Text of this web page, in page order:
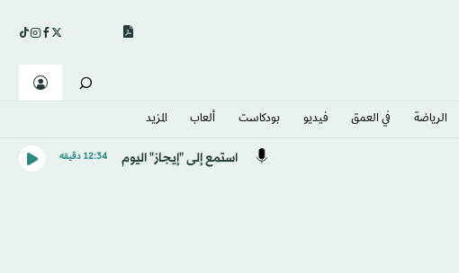
الرياضة في العمق فيديو بودكاست ألعاب المزيد
استمع إلى "إيجاز" اليوم 12:34 دقيقه